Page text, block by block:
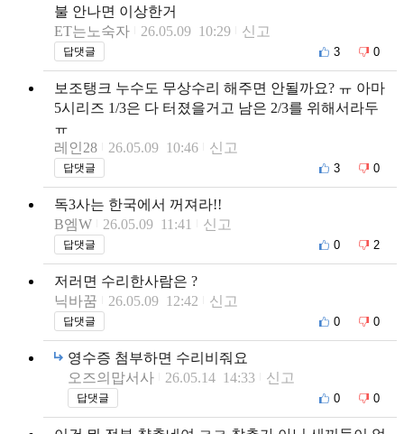
불 안나면 이상한거
ET는노숙자
26.05.09 10:29 신고
답댓글 3 0
보조탱크 누수도 무상수리 해주면 안될까요? ㅠ 아마
5시리즈 1/3은 다 터졌을거고 남은 2/3를 위해서라두
ㅠ
레인28
26.05.09 10:46 신고
답댓글 3 0
독3사는 한국에서 꺼져라!!
B엠W
26.05.09 11:41 신고
답댓글 0 2
저러면 수리한사람은 ?
닉바꿈
26.05.09 12:42 신고
답댓글 0 0
영수증 첨부하면 수리비줘요
오즈의맙서사
26.05.14 14:33 신고
답댓글 0 0